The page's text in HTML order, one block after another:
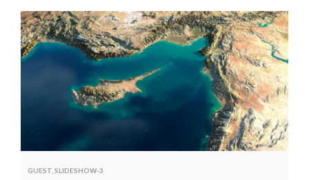
GUEST,SLIDESHOW-3